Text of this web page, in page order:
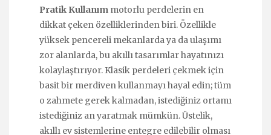
Pratik Kullanım motorlu perdelerin en
dikkat çeken özelliklerinden biri. Özellikle
yüksek pencereli mekanlarda ya da ulaşımı
zor alanlarda, bu akıllı tasarımlar hayatınızı
kolaylaştırıyor. Klasik perdeleri çekmek için
basit bir merdiven kullanmayı hayal edin; tüm
o zahmete gerek kalmadan, istediğiniz ortamı
istediğiniz an yaratmak mümkün. Üstelik,
akıllı ev sistemlerine entegre edilebilir olması